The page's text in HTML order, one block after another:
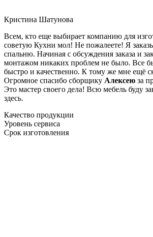
Кристина Шатунова
Всем, кто еще выбирает компанию для
советую Кухни мол! Не пожалеете! Я
спальню. Начиная с обсуждения заказа и
монтажом никаких проблем не было. Все
быстро и качественно. К тому же мне ещё
Огромное спасибо сборщику Алексею за
Это мастер своего дела! Всю мебель буду
здесь.
Качество продукции
Уровень сервиса
Срок изготовления